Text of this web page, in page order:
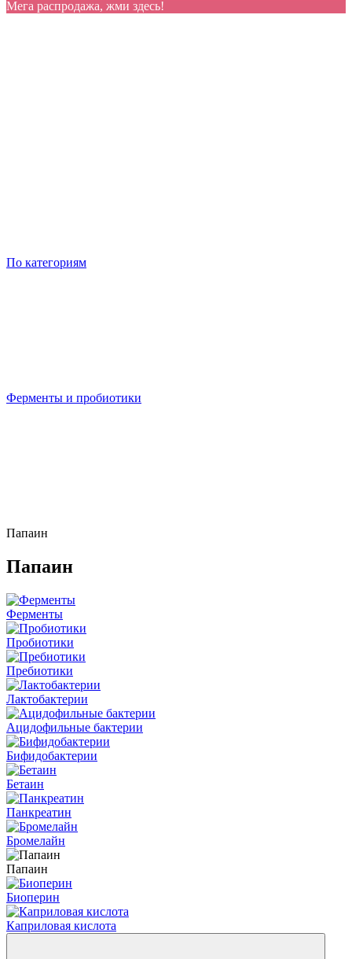
Мега распродажа, жми здесь!
По категориям
Ферменты и пробиотики
Папаин
Папаин
Ферменты
Пробиотики
Пребиотики
Лактобактерии
Ацидофильные бактерии
Бифидобактерии
Бетаин
Панкреатин
Бромелайн
Папаин
Биоперин
Каприловая кислота